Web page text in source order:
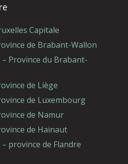
Capitale
de Brabant-Wallon
Province du Brabant-
de Liège
de Luxembourg
de Namur
de Hainaut
province de Flandre